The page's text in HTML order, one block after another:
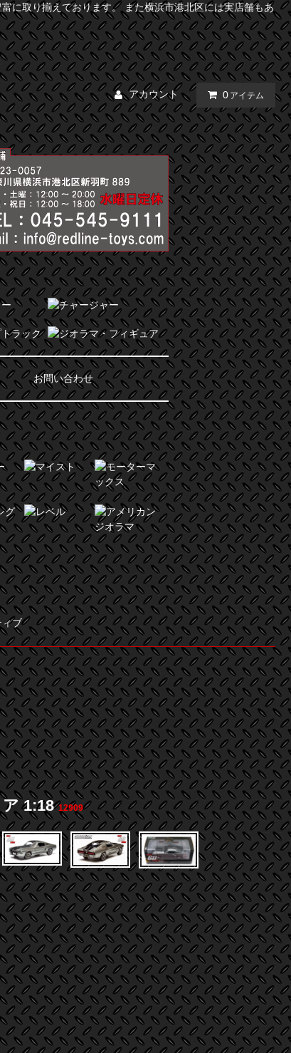
に取り揃えております。 また横浜市港北区には実店舗もあ
アカウント 0 アイテム
お問い合わせ
ア 1:1812909